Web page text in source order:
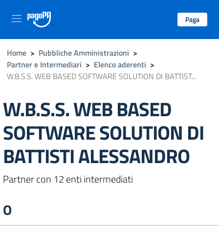
Paga
Home > Pubbliche Amministrazioni >
Partner e Intermediari > Elenco aderenti >
W.B.S.S. WEB BASED SOFTWARE SOLUTION DI BATTIST...
W.B.S.S. WEB BASED
SOFTWARE SOLUTION DI
BATTISTI ALESSANDRO
Partner con 12 enti intermediati
O